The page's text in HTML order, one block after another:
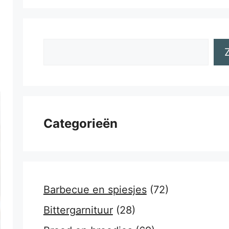
Categorieën
Barbecue en spiesjes(72)
Bittergarnituur(28)